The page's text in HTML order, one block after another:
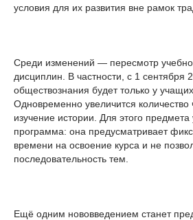
условия для их развития вне рамок
Среди изменений — пересмотр
дисциплин. В частности, с 1 сентября
обществознания будет только у
Одновременно увеличится количество
изучение истории. Для этого
программа: она предусматривает
времени на освоение курса и не
последовательность тем.
Ещё одним нововведением станет